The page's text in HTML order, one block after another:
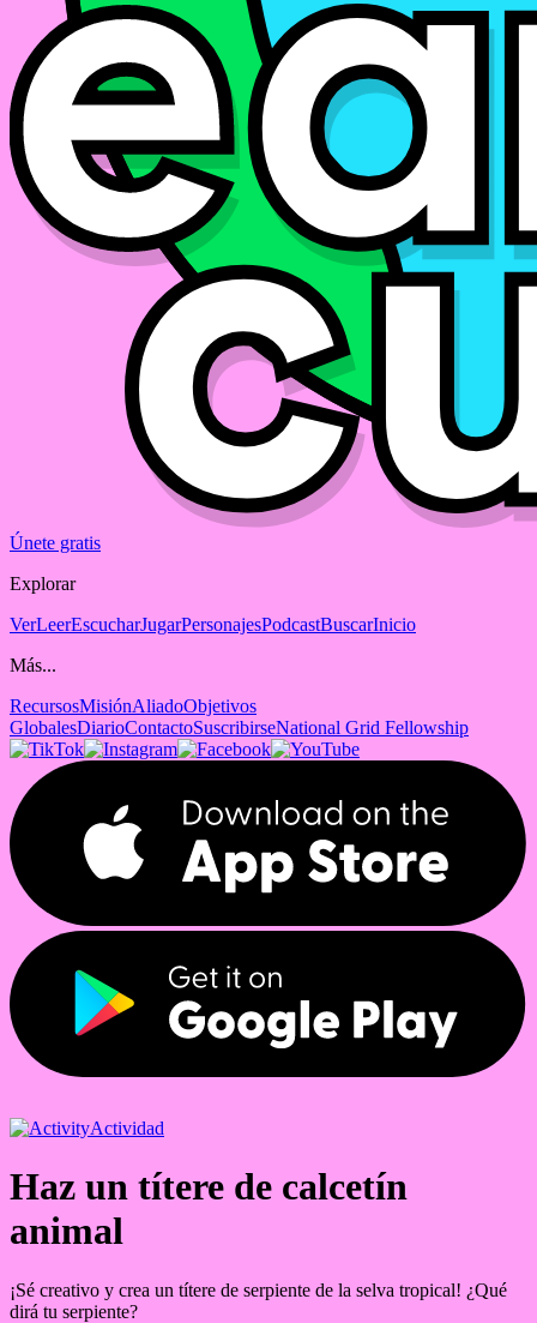
Únete gratis
Explorar
VerLeerEscucharJugarPersonajesPodcastBuscarInicio
Más...
RecursosMisiónAliadoObjetivos
GlobalesDiarioContactoSuscribirseNational Grid Fellowship
Actividad
Haz un títere de calcetín
animal
¡Sé creativo y crea un títere de serpiente de la selva tropical! ¿Qué
dirá tu serpiente?